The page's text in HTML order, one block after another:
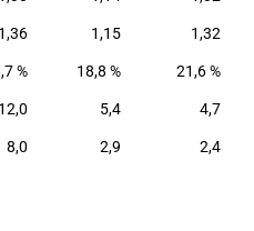
1,36 1,15 1,32
% 18,8 % 21,6 %
12,0 5,4 4,7
8,0 2,9 2,4